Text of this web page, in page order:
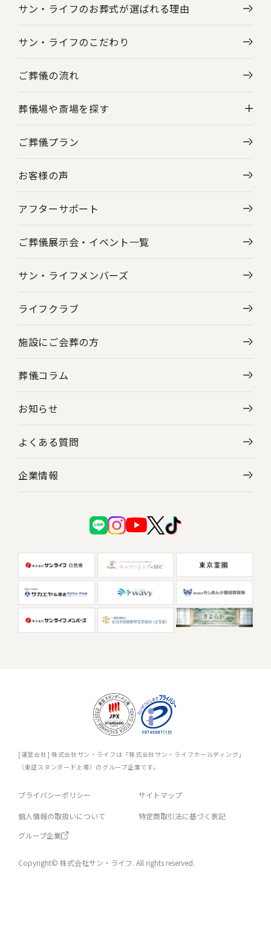
サン・ライフのお葬式が選ばれる理由
サン・ライフのこだわり
ご葬儀の流れ
葬儀場や斎場を探す
神奈川県の葬儀場・斎場一覧
東京都の葬儀場・斎場一覧
ご葬儀プラン
お客様の声
アフターサポート
ご葬儀展示会・ イベント一覧
サン・ライフメンバーズ
ライフクラブ
施設にご会葬の方
葬儀コラム
お知らせ
よくある質問
企業情報
[運営会社] 株式会社サン・ライフは「株式会社サン・ライフホールディング」
（東証スタンダード上場）のグループ企業です。
プライバシーポリシー サイトマップ
個人情報の取扱いについて
特定商取引法に基づく表記
グループ企業
Copyright© 株式会社サン・ライフ. All rights reserved.